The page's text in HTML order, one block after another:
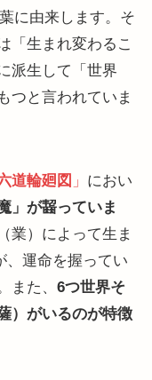
に由来します。そ
「生まれ変わるこ
派生して「世界
つと言われていま
道輪廻図 」 におい
」が齧っていま
業）によって生ま
、運命を握ってい
また、 6つ世界そ
）がいるのが特徴